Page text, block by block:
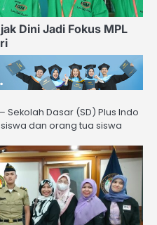
Dini Jadi Fokus MPL
Sekolah Dasar (SD) Plus Indo
dan orang tua siswa